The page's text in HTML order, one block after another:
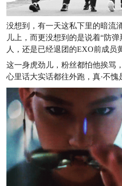
没想到，有一天这私下里的暗流
儿上，而更没想到的是说着“防
人，还是已经退团的EXO前成员
这一身虎劲儿，粉丝都怕他挨骂
心里话大实话都往外跑，真·不愧